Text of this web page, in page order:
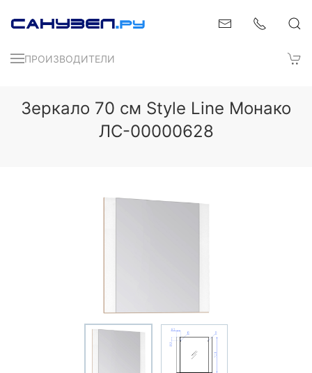
ПРОИЗВОДИТЕЛИ
Зеркало 70 см Style Line Монако
ЛС-00000628